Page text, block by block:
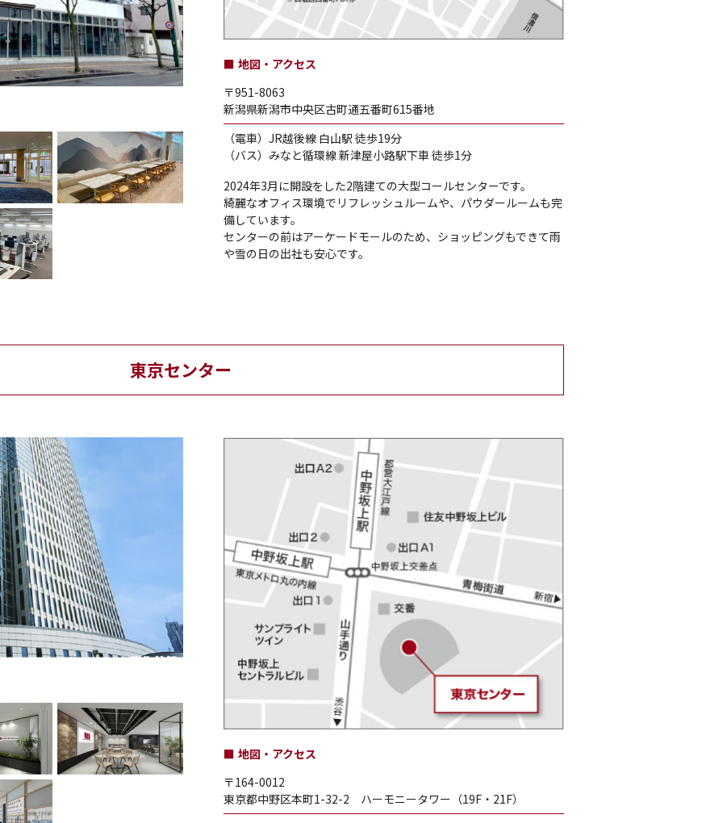
地図・アクセス
〒951-8063
新潟県新潟市中央区古町通五番町615番地
（電車）JR越後線 白山駅 徒歩19分
（バス）みなと循環線 新津屋小路駅下車 徒歩1分
2024年3月に開設をした2階建ての大型コールセンターです。
綺麗なオフィス環境でリフレッシュルームや、パウダールームも完
備しています。
センターの前はアーケードモールのため、ショッピングもできて雨
や雪の日の出社も安心です。
東京センター
地図・アクセス
〒164-0012
東京都中野区本町1-32-2 ハーモニータワー（19F・21F）